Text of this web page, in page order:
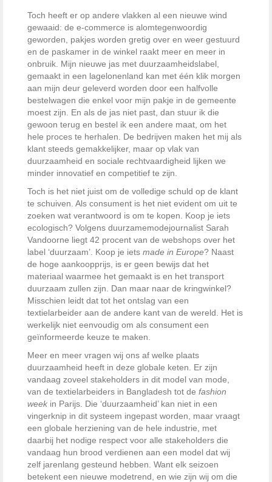
Toch heeft er op andere vlakken al een nieuwe wind
gewaaid: de e-commerce is alomtegenwoordig
geworden, pakjes worden gretig over en weer gestuurd
en de paskamer in de winkel raakt meer en meer in
onbruik. Mijn nieuwe jas met duurzaamheidslabel,
gemaakt in een lagelonenland kan met één klik morgen
aan mijn deur geleverd worden door een halfvolle
bestelwagen die enkel voor mijn pakje in de gemeente
moest zijn. En als de jas niet past, dan stuur ik die
gewoon terug en bestel ik een andere maat, om het
hele proces te herhalen. De bedrijven maken het mij als
klant steeds gemakkelijker, maar op vlak van
duurzaamheid en sociale rechtvaardigheid lijken we
minder innovatief en competitief te zijn.
Toch is het niet juist om de volledige schuld op de klant
te schuiven. Als consument is het niet evident om uit te
zoeken wat verantwoord is om te kopen. Koop je iets
ecologisch? Volgens duurzamemodejournalist Sarah
Vandoorne liegt 42 procent van de webshops over het
label ‘duurzaam’. Koop je iets made in Europe? Naast
de hoge aankoopprijs, is er geen bewijs dat het
materiaal waarmee het gemaakt is en het transport
duurzaam zullen zijn. Dan maar naar de kringwinkel?
Misschien leidt dat tot het ontslag van een
textielarbeider aan de andere kant van de wereld. Het is
werkelijk niet eenvoudig om als consument een
geïnformeerde keuze te maken.
Meer en meer vragen wij ons af welke plaats
duurzaamheid heeft in deze globale keten. Er zijn
vandaag zoveel stakeholders in dit model van mode,
van de textielarbeiders in Bangladesh tot de fashion
week in Parijs. Die ‘duurzaamheid’ kan niet in een
vingerknip in dit systeem ingepast worden, maar vraagt
een globale herziening van de hele industrie, met
daarbij het nodige respect voor alle stakeholders die
vandaag hun brood verdienen aan een model dat wij
zelf jarenlang gesteund hebben. Want elk seizoen
betekent een nieuwe modetrend, en wie zijn wij om die